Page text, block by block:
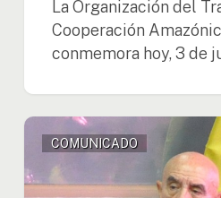
La Organización del
Cooperación
conmemora hoy, 3 de
Nota
condolencias
COMUNICADO